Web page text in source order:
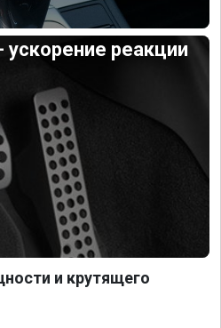
реакции
и крутящего